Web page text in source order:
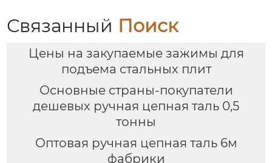
Связанный Поиск
Цены на закупаемые зажимы для
подъема стальных плит
Основные страны-покупатели
дешевых ручная цепная таль 0,5
тонны
Оптовая ручная цепная таль 6м
фабрики